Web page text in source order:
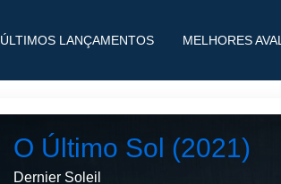
ÚLTIMOS LANÇAMENTOS MELHORES
O Último Sol (2021)
Dernier Soleil